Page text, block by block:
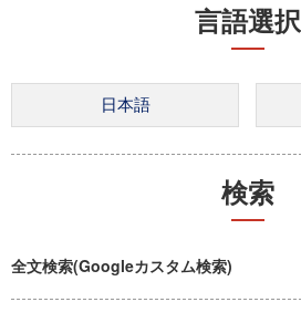
言語選択
検索
全文検索(Googleカスタム検索)